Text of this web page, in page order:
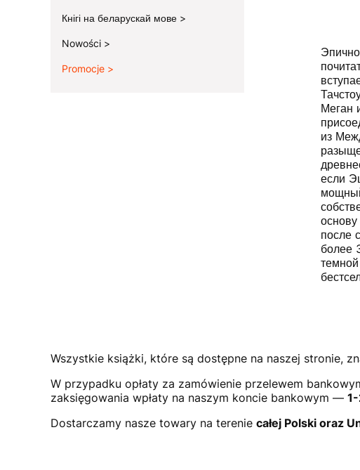
Кнігі на беларускай мове
Nowości
Promocje
Меган
из
если
после
более
Wszystkie książki, które są dostępne na naszej stronie,
W przypadku opłaty za zamówienie przelewem
zaksięgowania wpłaty na naszym koncie bankowym —
Dostarczamy nasze towary na terenie całej Polski oraz